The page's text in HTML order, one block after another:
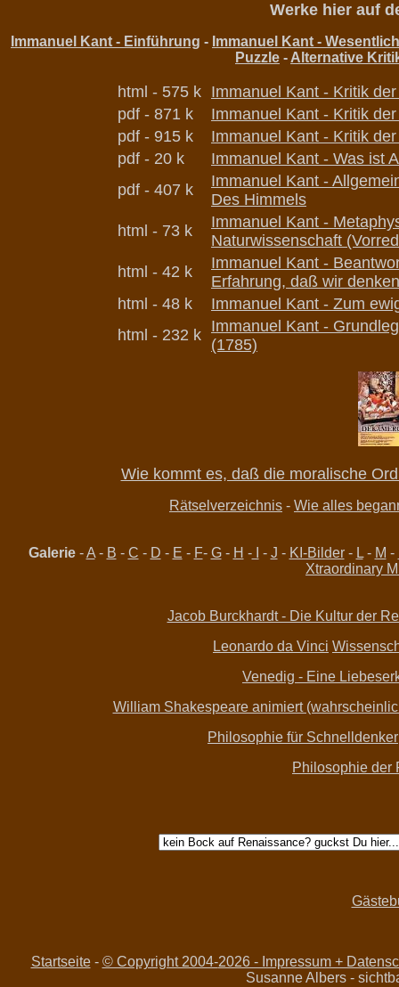
Werke hier auf
Immanuel Kant - Einführung - Immanuel Kant -
Puzzle - Alternative
html - 575 k Immanuel Kant - Kritik
pdf - 871 k
Immanuel Kant - Kritik
pdf - 915 k
Immanuel Kant - Kritik
pdf - 20 k
Immanuel Kant - Was ist
pdf - 407 k
Immanuel Kant -
Des Himmels
html - 73 k
Immanuel Kant -
Naturwissenschaft
html - 42 k
Immanuel Kant -
Erfahrung, daß wir
html - 48 k
Immanuel Kant - Zum
html - 232 k Immanuel Kant -
(1785)
Wie kommt es, daß die moralische
Rätselverzeichnis - Wie alles
Galerie-A- B - C - D - E - F- G- H -I - J - KI-Bilder- L- M -
Xtraordinary
Jacob Burckhardt - Die Kultur der
Leonardo da Vinci
Venedig - Eine
William Shakespeare animiert
Philosophie für Schnelldenker
Philosophie der
Startseite- © Copyright 2004-2026 - Impressum +
Susanne Albers -